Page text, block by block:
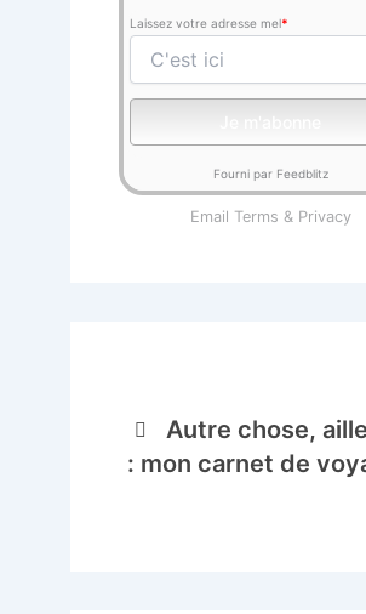
Laissez votre adresse mel*
Fourni par Feedblitz
Email Terms & Privacy
Autre chose,
: mon carnet de